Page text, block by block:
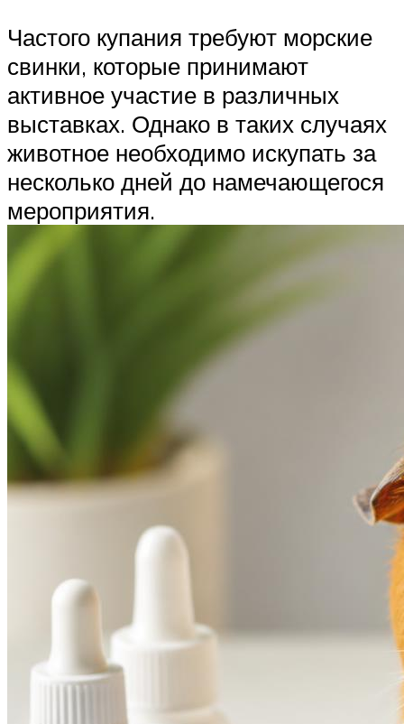
Частого купания требуют морские
свинки, которые принимают
активное участие в различных
выставках. Однако в таких случаях
животное необходимо искупать за
несколько дней до намечающегося
мероприятия.